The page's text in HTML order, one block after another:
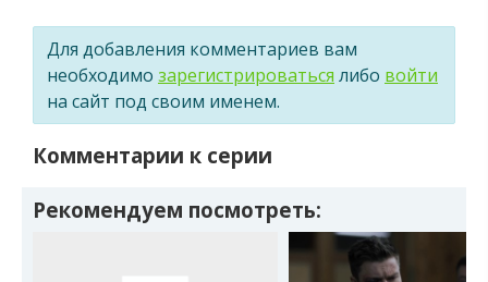
Для добавления комментариев вам
необходимо зарегистрироваться либо войти
на сайт под своим именем.
Комментарии к серии
Рекомендуем посмотреть: